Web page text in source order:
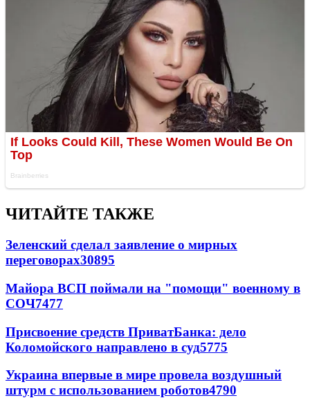
ЧИТАЙТЕ ТАКЖЕ
Зеленский сделал заявление о мирных
переговорах30895
Майора ВСП поймали на "помощи" военному в
СОЧ7477
Присвоение средств ПриватБанка: дело
Коломойского направлено в суд5775
Украина впервые в мире провела воздушный
штурм с использованием роботов4790